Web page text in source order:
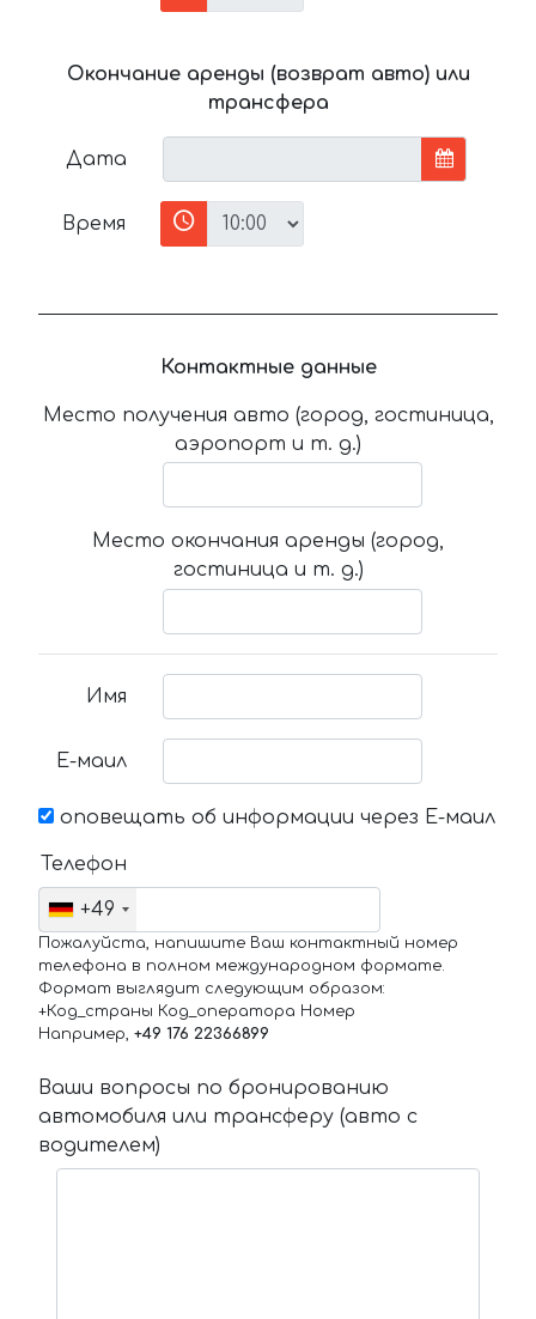
Окончание аренды (возврат авто) или
трансфера
Дата
Время
Контактные данные
Место получения авто (город, гостиница,
аэропорт и т. д.)
Место окончания аренды (город,
гостиница и т. д.)
Имя
Е-маил
оповещать об информации через Е-маил
Телефон
+49
Пожалуйста, напишите Ваш контактный номер
телефона в полном международном формате.
Формат выглядит следующим образом:
+Код_страны Код_оператора Номер
Например, +49 176 22366899
Ваши вопросы по бронированию
автомобиля или трансферу (авто с
водителем)